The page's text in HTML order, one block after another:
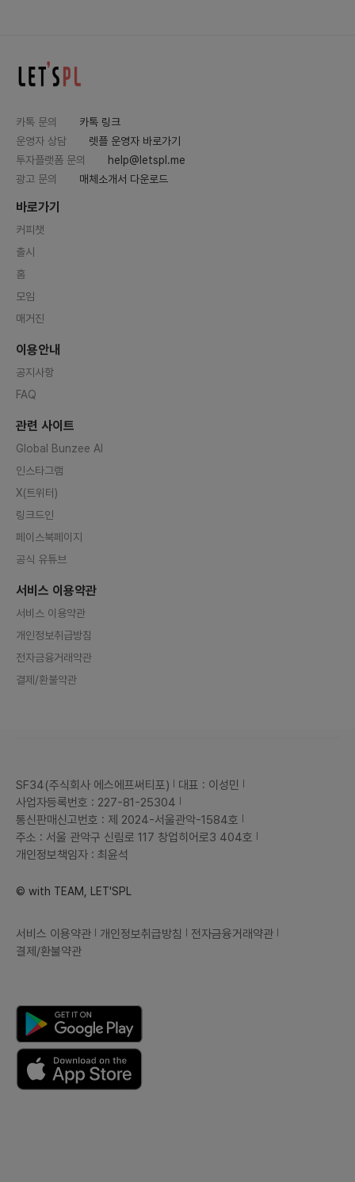
카톡 문의
카톡 링크
운영자 상담
렛플 운영자 바로가기
투자플랫폼 문의
help@letspl.me
광고 문의
매체소개서 다운로드
바로가기
커피챗
출시
홈
모임
매거진
이용안내
공지사항
FAQ
관련 사이트
Global Bunzee AI
인스타그램
X(트위터)
링크드인
페이스북페이지
공식 유튜브
서비스 이용약관
서비스 이용약관
개인정보취급방침
전자금융거래약관
결제/환불약관
SF34(주식회사 에스에프써티포)
대표 : 이성민
사업자등록번호 : 227-81-25304
통신판매신고번호 : 제 2024-서울관악-1584호
주소 : 서울 관악구 신림로 117 창업히어로3 404호
개인정보책임자 : 최윤석
© with TEAM, LET'SPL
서비스 이용약관 개인정보취급방침
전자금융거래약관
결제/환불약관